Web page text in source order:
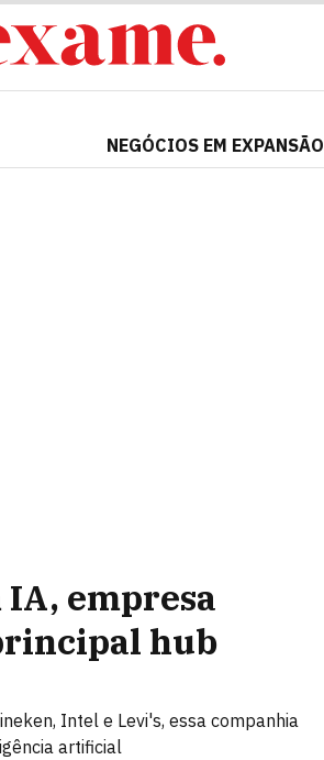
NEGÓCIOS EM EXPANSÃO
empresa
hub
Intel e Levi's, essa companhia
artificial